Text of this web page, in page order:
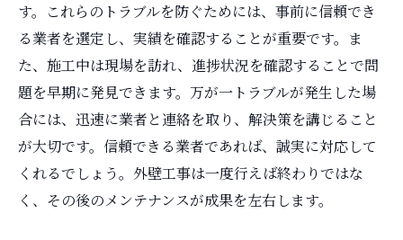
す。これらのトラブルを防ぐためには、事前に信頼でき
る業者を選定し、実績を確認することが重要です。ま
た、施工中は現場を訪れ、進捗状況を確認することで問
題を早期に発見できます。万が一トラブルが発生した場
合には、迅速に業者と連絡を取り、解決策を講じること
が大切です。信頼できる業者であれば、誠実に対応して
くれるでしょう。外壁工事は一度行えば終わりではな
く、その後のメンテナンスが成果を左右します。